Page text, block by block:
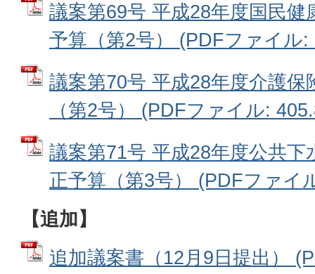
議案第69号 平成28年度国民健
予算（第2号） (PDFファイル:
議案第70号 平成28年度介護保
（第2号） (PDFファイル:
議案第71号 平成28年度公共下
正予算（第3号） (PDFファイ
【追加】
追加議案書（12月9日提出）